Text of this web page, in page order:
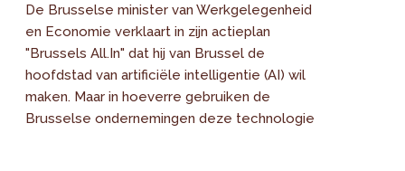
De Brusselse minister van Werkgelegenheid
en Economie verklaart in zijn actieplan
"Brussels All.In" dat hij van Brussel de
hoofdstad van artificiële intelligentie (AI) wil
maken. Maar in hoeverre gebruiken de
Brusselse ondernemingen deze technologie